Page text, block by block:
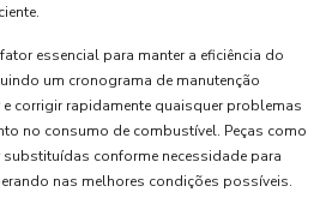
essencial para manter a eficiência do
um cronograma de manutenção
corrigir rapidamente quaisquer problemas
no consumo de combustível. Peças como
conforme necessidade para
nas melhores condições possíveis.